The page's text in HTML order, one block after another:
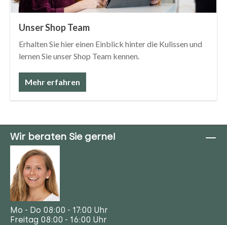
Unser Shop Team
Erhalten Sie hier einen Einblick hinter die Kulissen und
lernen Sie unser Shop Team kennen.
Mehr erfahren
Wir beraten Sie gerne!
Mo - Do 08:00 - 17:00 Uhr
Freitag 08:00 - 16:00 Uhr